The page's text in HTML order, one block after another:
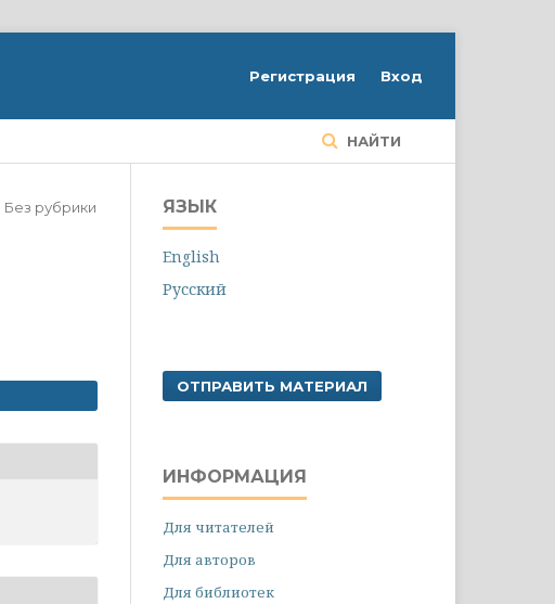
НАЙТИ
Регистрация Вход
Без рубрики ЯЗЫК
English
Русский
ОТПРАВИТЬ МАТЕРИАЛ
ИНФОРМАЦИЯ
Для читателей
Для авторов
Для библиотек